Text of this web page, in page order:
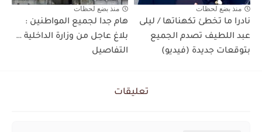
منذ بضع لحظات
نادرا ما تخطئ تكهناتها / ليلى
عبد اللطيف تصدم الجميع
بتوقعات جديدة (فيديو)
منذ بضع لحظات
هام جدا لجميع المواطنين :
بلاغ عاجل من وزارة الداخلية …
التفاصيل
تعليقات